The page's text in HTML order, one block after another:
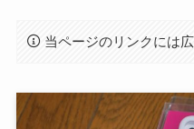
当ページのリンクには